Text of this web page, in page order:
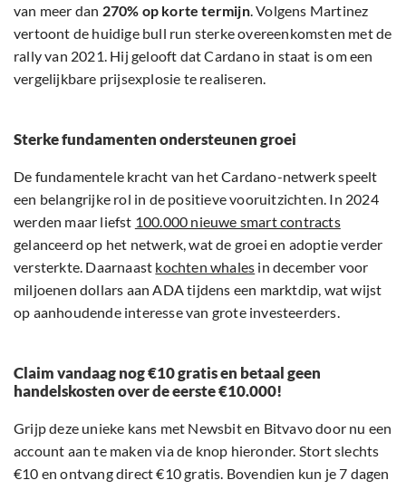
van meer dan 270% op korte termijn. Volgens Martinez
vertoont de huidige bull run sterke overeenkomsten met de
rally van 2021. Hij gelooft dat Cardano in staat is om een
vergelijkbare prijsexplosie te realiseren.
Sterke fundamenten ondersteunen groei
De fundamentele kracht van het Cardano-netwerk speelt
een belangrijke rol in de positieve vooruitzichten. In 2024
werden maar liefst 100.000 nieuwe smart contracts
gelanceerd op het netwerk, wat de groei en adoptie verder
versterkte. Daarnaast kochten whales in december voor
miljoenen dollars aan ADA tijdens een marktdip, wat wijst
op aanhoudende interesse van grote investeerders.
Claim vandaag nog €10 gratis en betaal geen
handelskosten over de eerste €10.000!
Grijp deze unieke kans met Newsbit en Bitvavo door nu een
account aan te maken via de knop hieronder. Stort slechts
€10 en ontvang direct €10 gratis. Bovendien kun je 7 dagen